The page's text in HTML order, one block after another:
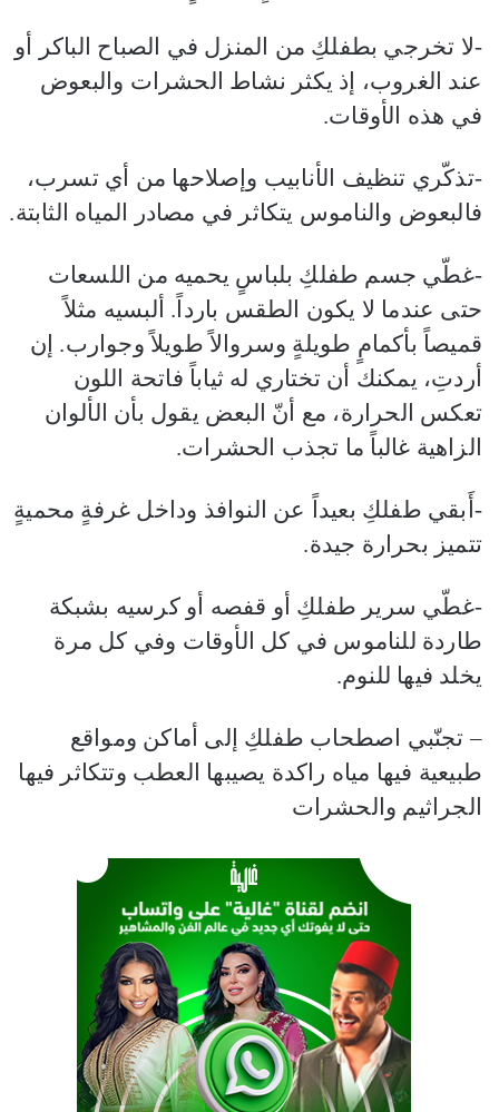
-لا تخرجي بطفلكِ من المنزل في الصباح الباكر أو
عند الغروب، إذ يكثر نشاط الحشرات والبعوض
في هذه الأوقات.
-تذكّري تنظيف الأنابيب وإصلاحها من أي تسرب،
فالبعوض والناموس يتكاثر في مصادر المياه الثابتة.
-غطّي جسم طفلكِ بلباسٍ يحميه من اللسعات
حتى عندما لا يكون الطقس بارداً. ألبسيه مثلاً
قميصاً بأكمامٍ طويلةٍ وسروالاً طويلاً وجوارب. إن
أردتِ، يمكنك أن تختاري له ثياباً فاتحة اللون
تعكس الحرارة، مع أنّ البعض يقول بأن الألوان
الزاهية غالباً ما تجذب الحشرات.
-أَبقي طفلكِ بعيداً عن النوافذ وداخل غرفةٍ محميةٍ
تتميز بحرارة جيدة.
-غطّي سرير طفلكِ أو قفصه أو كرسيه بشبكة
طاردة للناموس في كل الأوقات وفي كل مرة
يخلد فيها للنوم.
– تجنّبي اصطحاب طفلكِ إلى أماكن ومواقع
طبيعية فيها مياه راكدة يصيبها العطب وتتكاثر فيها
الجراثيم والحشرات